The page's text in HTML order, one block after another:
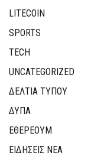
LITECOIN
SPORTS
TECH
UNCATEGORIZED
ΔΕΛΤΙΑ ΤΥΠΟΥ
ΔΥΠΑ
ΕΘΈΡΕΟΥΜ
ΕΙΔΗΣΕΙΣ ΝΕΑ